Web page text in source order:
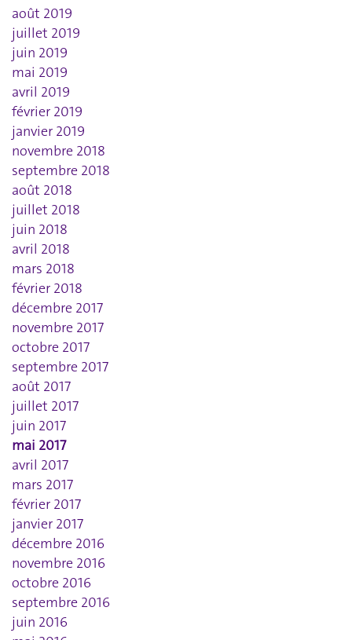
août 2019
juillet 2019
juin 2019
mai 2019
avril 2019
février 2019
janvier 2019
novembre 2018
septembre 2018
août 2018
juillet 2018
juin 2018
avril 2018
mars 2018
février 2018
décembre 2017
novembre 2017
octobre 2017
septembre 2017
août 2017
juillet 2017
juin 2017
mai 2017
avril 2017
mars 2017
février 2017
janvier 2017
décembre 2016
novembre 2016
octobre 2016
septembre 2016
juin 2016